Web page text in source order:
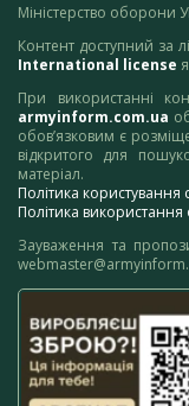
Міністерство оборони
Контент доступний за
International license
При використанні
armyinform.com.ua
обов’язковим є
відкритого для
матеріал.
Політика
Політика використання
Зауваження та